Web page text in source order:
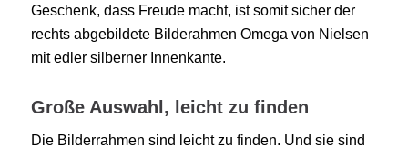
Geschenk, dass Freude macht, ist somit sicher der
rechts abgebildete Bilderahmen Omega von Nielsen
mit edler silberner Innenkante.
Große Auswahl, leicht zu finden
Die Bilderrahmen sind leicht zu finden. Und sie sind